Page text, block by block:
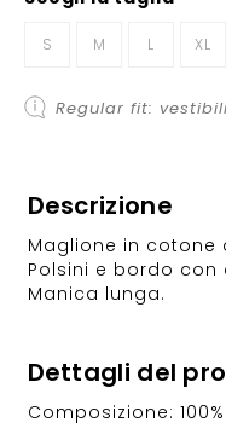
S M L XL
Regular fit:
Descrizione
Maglione in cotone
Polsini e bordo
Manica lunga.
Dettagli del
Composizione: